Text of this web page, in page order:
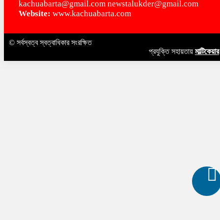
কচুয়া উপজেলা ও পৌরসভা জাতীয়তাবাদী সিএনজি
কচুয়ায় মাদক বিরোধী বিতর্ক প্রতিযোগিতা
কচুয়ার নলুয়ায় ভয়াবহ অগ্নিকাণ্ডে প্রবাসীর বসত ঘর
পুড়ে ছাই,ক্ষয়ক্ষতি ১৫ লক্ষ টাকা
kachuabarta@gmail.com newstalukder@gmail.com
Website: www.kachuabarta.com
© সর্বস্বত্ব স্বত্বাধিকার সংরক্ষিত
প্রযুক্তি সহায়তায় মাল্টিকেয়ার